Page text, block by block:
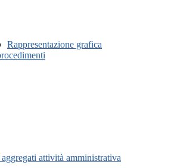
Rappresentazione grafica
attività amministrativa